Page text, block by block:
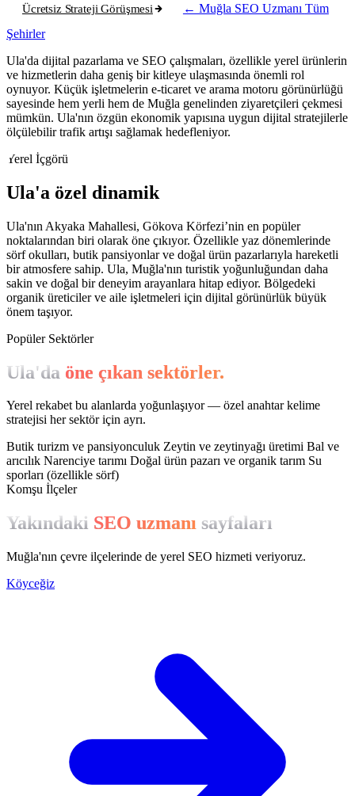
Ücretsiz Strateji Görüşmesi ← Muğla SEO Uzmanı Tüm
Şehirler
Ula'da dijital pazarlama ve SEO çalışmaları, özellikle yerel ürünlerin
ve hizmetlerin daha geniş bir kitleye ulaşmasında önemli rol
oynuyor. Küçük işletmelerin e-ticaret ve arama motoru görünürlüğü
sayesinde hem yerli hem de Muğla genelinden ziyaretçileri çekmesi
mümkün. Ula'nın özgün ekonomik yapısına uygun dijital stratejilerle
ölçülebilir trafik artışı sağlamak hedefleniyor.
Yerel İçgörü
Ula'a özel dinamik
Ula'nın Akyaka Mahallesi, Gökova Körfezi’nin en popüler
noktalarından biri olarak öne çıkıyor. Özellikle yaz dönemlerinde
sörf okulları, butik pansiyonlar ve doğal ürün pazarlarıyla hareketli
bir atmosfere sahip. Ula, Muğla'nın turistik yoğunluğundan daha
sakin ve doğal bir deneyim arayanlara hitap ediyor. Bölgedeki
organik üreticiler ve aile işletmeleri için dijital görünürlük büyük
önem taşıyor.
Popüler Sektörler
Ula'da öne çıkan sektörler.
Yerel rekabet bu alanlarda yoğunlaşıyor — özel anahtar kelime
stratejisi her sektör için ayrı.
Butik turizm ve pansiyonculuk Zeytin ve zeytinyağı üretimi Bal ve
arıcılık Narenciye tarımı Doğal ürün pazarı ve organik tarım Su
sporları (özellikle sörf)
Komşu İlçeler
Yakındaki SEO uzmanı sayfaları
Muğla'nın çevre ilçelerinde de yerel SEO hizmeti veriyoruz.
Köyceğiz